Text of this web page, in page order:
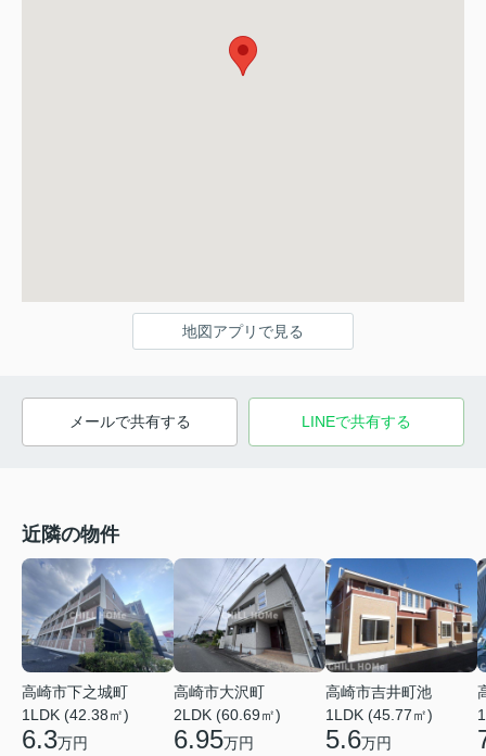
地図アプリで見る
メールで共有する LINEで共有する
近隣の物件
高崎市下之城町
1LDK (42.38㎡)
6.3万円
高崎市大沢町
2LDK (60.69㎡)
6.95万円
高崎市吉井町池
1LDK (45.77㎡)
5.6万円